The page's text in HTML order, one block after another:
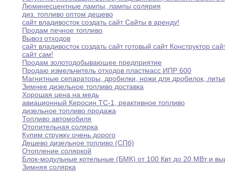
Люминесцентные лампы, лампы солярия
диз. топливо оптом дешево
сайт владивосток создать сайт Сайты в аренду!
Продам печное топливо
Вывоз отходов
сайт владивосток создать сайт готовый сайт Конструктор
сайт сам!
Продам золотодобывающее предприятие
Продаю измельчитель отходов пластмасс ИПР 600
Магнитные сепараторы, дробилки, ножи для дробилок,
Зимнее дизельное топливо доставка
Хорошая цена на медь
авиационный Керосин ТС-1, реактивное топливо
дизельное топливо продажа
Топливо автомобиля
Отопительная солярка
Купим стружку очень дорого
Дешево дизельное топливо (СПб)
Отопление соляркой
Блок-модульные котельные (БМК) от 100 Квт до 20 МВт и
Зимняя солярка